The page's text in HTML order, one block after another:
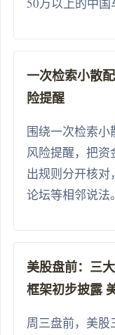
50万以上的中国
一次检索小散
险提醒
围绕一次检索小
风险提醒，把资
出规则分开核对
论坛等相邻说法。
美股盘前：三
框架初步披露
周三盘前，美股